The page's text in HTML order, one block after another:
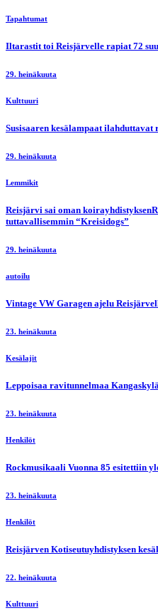
Tapahtumat
Iltarastit toi Reisjärvelle rapiat 72
29. heinäkuuta
Kulttuuri
Susisaaren kesälampaat
29. heinäkuuta
Lemmikit
Reisjärvi sai oman
tuttavallisemmin “Kreisidogs”
29. heinäkuuta
autoilu
Vintage VW Garagen ajelu
23. heinäkuuta
Kesälajit
Leppoisaa ravitunnelmaa
23. heinäkuuta
Henkilöt
Rockmusikaali Vuonna 85 esitettiin
23. heinäkuuta
Henkilöt
Reisjärven Kotiseutuyhdistyksen
22. heinäkuuta
Kulttuuri